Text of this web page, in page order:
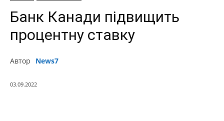
Банк Канади підвищить
процентну ставку
Автор News7
03.09.2022